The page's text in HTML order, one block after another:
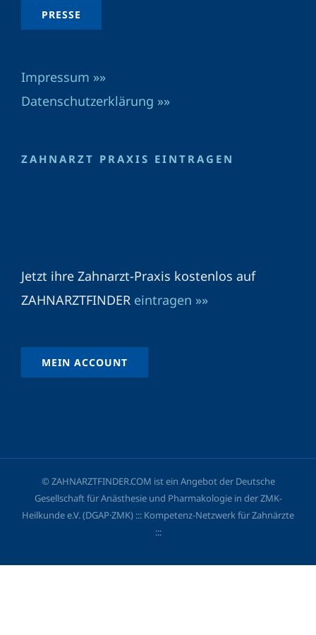
PRESSE
Impressum »»
Datenschutzerklärung »»
ZAHNARZT PRAXIS EINTRAGEN
Jetzt ihre Zahnarzt-Praxis kostenlos auf
ZAHNARZTFINDER eintragen »»
MEIN ACCOUNT
© ZAHNARZTFINDER.COM ist ein Angebot der Deutsche
Gesellschaft für Anästhesie und Pharmakologie in der ZMK-
Heilkunde e.V. (DGAP·ZMK) ::: Kompetenz-Netzwerk für Zahnärzte
:::